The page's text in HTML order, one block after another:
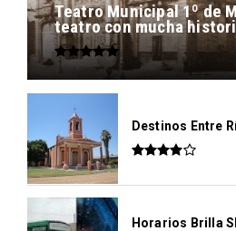
Teatro Municipal 1º de
teatro con mucha
Destinos Entre
Horarios Brilla